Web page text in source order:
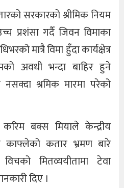
सरकारको श्रीमिक नियम
प्रशंसा गर्दै जिवन विमाका
मात्रै विमा हुँदा कार्यक्षेत्र
अवधी भन्दा बाहिर हुने
श्रमिक मारमा परेको
बक्स मियाले केन्द्रीय
काफ्लेको कतार भ्रमण बारे
मितव्ययीतामा टेवा
दिए ।